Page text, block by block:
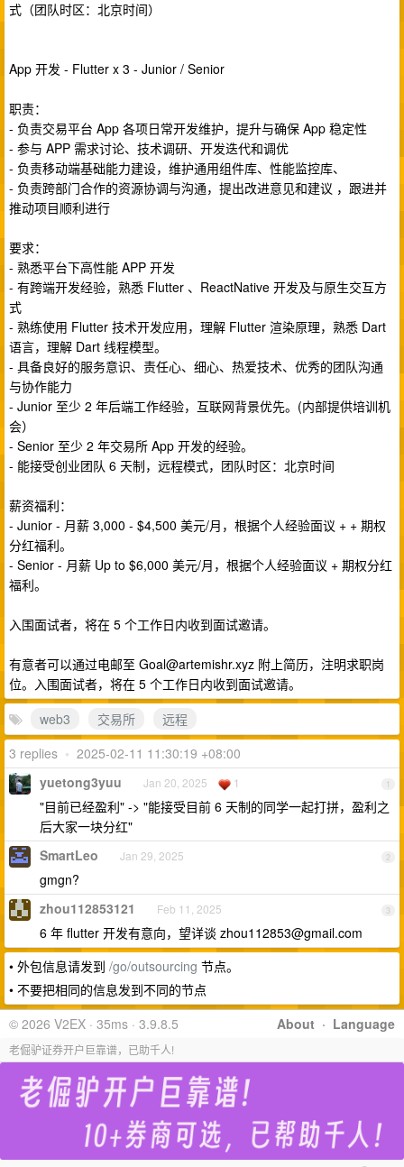
式（团队时区：北京时间）
App 开发 - Flutter x 3 - Junior / Senior
职责：
- 负责交易平台 App 各项日常开发维护，提升与确保 App 稳定性
- 参与 APP 需求讨论、技术调研、开发迭代和调优
- 负责移动端基础能力建设，维护通用组件库、性能监控库、
- 负责跨部门合作的资源协调与沟通，提出改进意见和建议 ，跟进并
推动项目顺利进行
要求：
- 熟悉平台下高性能 APP 开发
- 有跨端开发经验，熟悉 Flutter 、ReactNative 开发及与原生交互方
式
- 熟练使用 Flutter 技术开发应用，理解 Flutter 渲染原理，熟悉 Dart
语言，理解 Dart 线程模型。
- 具备良好的服务意识、责任心、细心、热爱技术、优秀的团队沟通
与协作能力
- Junior 至少 2 年后端工作经验，互联网背景优先。(内部提供培训机
会）
- Senior 至少 2 年交易所 App 开发的经验。
- 能接受创业团队 6 天制，远程模式，团队时区：北京时间
薪资福利：
- Junior - 月薪 3,000 - $4,500 美元/月，根据个人经验面议 + + 期权
分红福利。
- Senior - 月薪 Up to $6,000 美元/月，根据个人经验面议 + 期权分红
福利。
入围面试者，将在 5 个工作日内收到面试邀请。
有意者可以通过电邮至 Goal@artemishr.xyz 附上简历，注明求职岗
位。入围面试者，将在 5 个工作日内收到面试邀请。
web3
交易所
远程
3 replies • 2025-02-11 11:30:19 +08:00
1
yuetong3yuu Jan 20, 2025 1
"目前已经盈利" -> "能接受目前 6 天制的同学一起打拼，盈利之
后大家一块分红"
2
SmartLeo Jan 29, 2025
gmgn?
3
zhou112853121 Feb 11, 2025
6 年 flutter 开发有意向，望详谈 zhou112853@gmail.com
• 外包信息请发到 /go/outsourcing 节点。
• 不要把相同的信息发到不同的节点
About · Language
© 2026 V2EX · 35ms · 3.9.8.5
老倔驴证券开户巨靠谱，已助千人!